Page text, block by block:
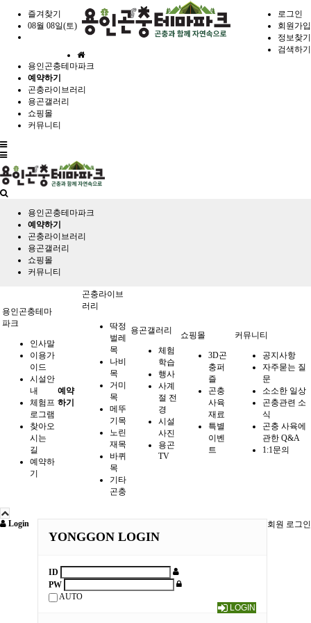
즐겨찾기
08월 08일(토)
로그인
회원가입
정보찾기
검색하기
홈
으
용인곤충테마파크
예약하기
곤충라이브러리
용곤갤러리
쇼핑몰
커뮤니티
전
체
메
뉴
용인곤충테마파크
예약하기
곤충라이브러리
용곤갤러리
쇼핑몰
커뮤니티
용인곤충테마
파크
인사말
이용가
이드
시설안
내
체험프
로그램
찾아오
시는
길
예약하
기
예약
하기
곤충라이브
러리
딱정
벌레
목
나비
목
거미
목
메뚜
기목
노린
재목
바퀴
목
기타
곤충
용곤갤러리
체험
학습
행사
사계
절 전
경
시설
사진
용곤
TV
쇼핑몰
3D곤
충퍼
즐
곤충
사육
재료
특별
이벤
트
커뮤니티
공지사항
자주묻는 질
문
소소한 일상
곤충관련 소
식
곤충 사육에
관한 Q&A
1:1문의
Login 회원 로그인
YONGGON LOGIN
ID
PW
AUTO
LOGIN